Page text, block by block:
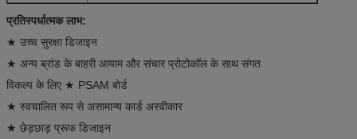
प्रतिस्पर्धात्मक लाभ:
★ उच्च सुरक्षा डिजाइन
★ अन्य ब्रांड के बाहरी आयाम और संचार प्रोटोकॉल के साथ संगत
विकल्प के लिए ★ PSAM बोर्ड
★ स्वचालित रूप से असामान्य कार्ड अस्वीकार
★ छेड़छाड़ प्रूफ डिजाइन